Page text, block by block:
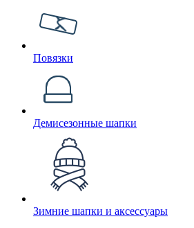
Повязки
Демисезонные шапки
Зимние шапки и аксессуары